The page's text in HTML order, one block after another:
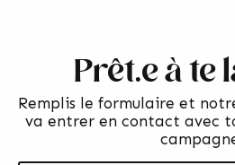
Prêt.e à te
Remplis le formulaire et
va entrer en contact avec